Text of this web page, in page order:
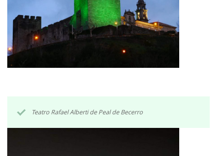
Teatro Rafael Alberti de Peal de Becerro